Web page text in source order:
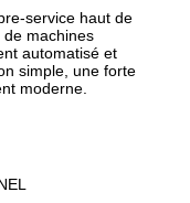
service haut de
machines
automatisé et
simple, une forte
moderne.